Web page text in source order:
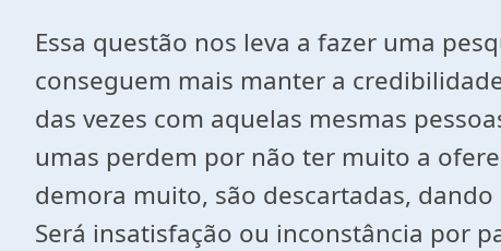
Essa questão nos leva a fazer uma
conseguem mais manter a
das vezes com aquelas mesmas
umas perdem por não ter muito a
demora muito, são descartadas,
Será insatisfação ou inconstância por